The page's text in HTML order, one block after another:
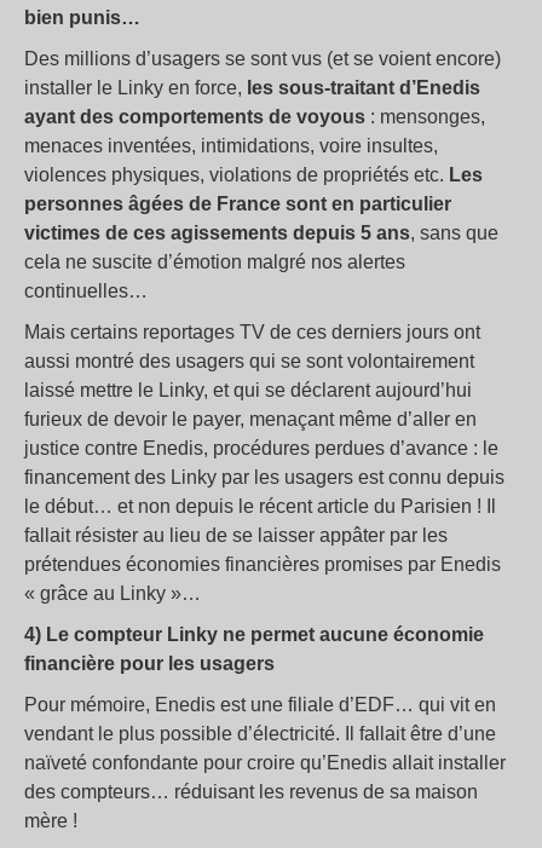
bien punis…
Des millions d’usagers se sont vus (et se voient encore)
installer le Linky en force, les sous-traitant d’Enedis
ayant des comportements de voyous : mensonges,
menaces inventées, intimidations, voire insultes,
violences physiques, violations de propriétés etc. Les
personnes âgées de France sont en particulier
victimes de ces agissements depuis 5 ans, sans que
cela ne suscite d’émotion malgré nos alertes
continuelles…
Mais certains reportages TV de ces derniers jours ont
aussi montré des usagers qui se sont volontairement
laissé mettre le Linky, et qui se déclarent aujourd’hui
furieux de devoir le payer, menaçant même d’aller en
justice contre Enedis, procédures perdues d’avance : le
financement des Linky par les usagers est connu depuis
le début… et non depuis le récent article du Parisien ! Il
fallait résister au lieu de se laisser appâter par les
prétendues économies financières promises par Enedis
« grâce au Linky »…
4) Le compteur Linky ne permet aucune économie
financière pour les usagers
Pour mémoire, Enedis est une filiale d’EDF… qui vit en
vendant le plus possible d’électricité. Il fallait être d’une
naïveté confondante pour croire qu’Enedis allait installer
des compteurs… réduisant les revenus de sa maison
mère !